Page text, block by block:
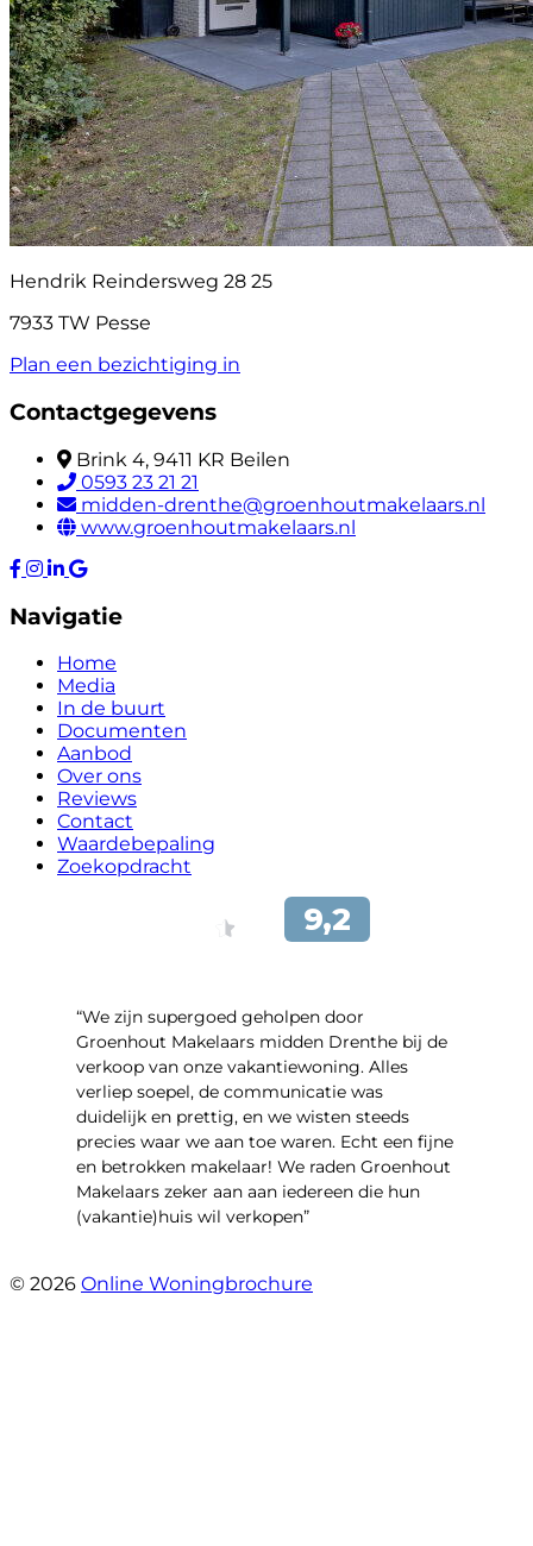
Hendrik Reindersweg 28 25
7933 TW Pesse
Plan een bezichtiging in
Contactgegevens
Brink 4, 9411 KR Beilen
0593 23 21 21
midden-drenthe@groenhoutmakelaars.nl
www.groenhoutmakelaars.nl
Navigatie
Home
Media
In de buurt
Documenten
Aanbod
Over ons
Reviews
Contact
Waardebepaling
Zoekopdracht
“We zijn supergoed geholpen door
Groenhout Makelaars midden Drenthe bij de
verkoop van onze vakantiewoning. Alles
verliep soepel, de communicatie was
duidelijk en prettig, en we wisten steeds
precies waar we aan toe waren. Echt een fijne
en betrokken makelaar! We raden Groenhout
Makelaars zeker aan aan iedereen die hun
(vakantie)huis wil verkopen”
© 2026 Online Woningbrochure